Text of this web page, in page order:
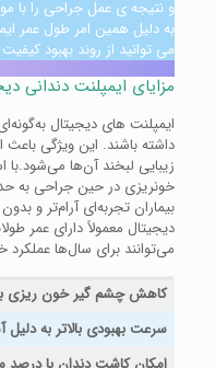
به دلیل همین امر طول عمر
می توانید از روند بهبود
مزایای ایمپلنت دندانی
ایمپلنت های دیجیتال
داشته باشند. این ویژگی باعث
زیبایی لبخند آن‌ها می‌شود.با
خونریزی در حین جراحی به
بیماران تجربه‌ای آرام‌تر و
دیجیتال معمولاً دارای عمر
می‌توانند برای سال‌ها عملکرد
کاهش چشم گیر خون ریزی
سرعت بهبودی بالاتر به